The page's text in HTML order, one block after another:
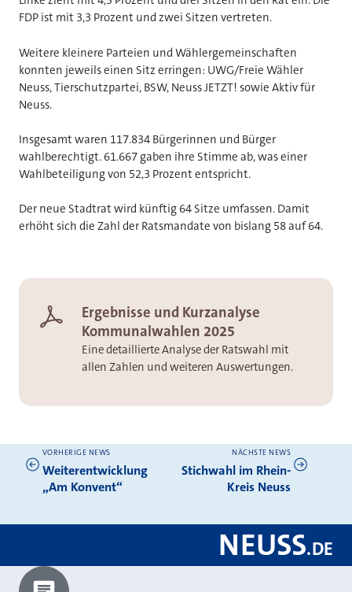
FDP ist mit 3,3 Prozent und zwei Sitzen vertreten.
Weitere kleinere Parteien und Wählergemeinschaften
konnten jeweils einen Sitz erringen: UWG/Freie Wähler
Neuss, Tierschutzpartei, BSW, Neuss JETZT! sowie Aktiv für
Neuss.
Insgesamt waren 117.834 Bürgerinnen und Bürger
wahlberechtigt. 61.667 gaben ihre Stimme ab, was einer
Wahlbeteiligung von 52,3 Prozent entspricht.
Der neue Stadtrat wird künftig 64 Sitze umfassen. Damit
erhöht sich die Zahl der Ratsmandate von bislang 58 auf 64.
Ergebnisse und Kurzanalyse
Kommunalwahlen 2025
Eine detaillierte Analyse der Ratswahl mit
allen Zahlen und weiteren Auswertungen.
Weitere News
VORHERIGE NEWS
Weiterentwicklung
„Am Konvent“
NÄCHSTE NEWS
Stichwahl im Rhein-
Kreis Neuss
NEUSS.DE